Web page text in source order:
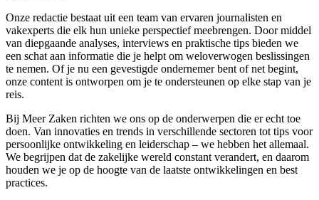
Onze redactie bestaat uit een team van ervaren journalisten en
vakexperts die elk hun unieke perspectief meebrengen. Door middel
van diepgaande analyses, interviews en praktische tips bieden we
een schat aan informatie die je helpt om weloverwogen beslissingen
te nemen. Of je nu een gevestigde ondernemer bent of net begint,
onze content is ontworpen om je te ondersteunen op elke stap van je
reis.
Bij Meer Zaken richten we ons op de onderwerpen die er echt toe
doen. Van innovaties en trends in verschillende sectoren tot tips voor
persoonlijke ontwikkeling en leiderschap – we hebben het allemaal.
We begrijpen dat de zakelijke wereld constant verandert, en daarom
houden we je op de hoogte van de laatste ontwikkelingen en best
practices.